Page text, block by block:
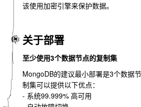
该使用加密引擎来保护数据。
关于部署
至少使用3个数据节点的复制集
MongoDB的建议最小部署是3个数据
制集可以提供以下优点：
- 系统99.999% 高可用